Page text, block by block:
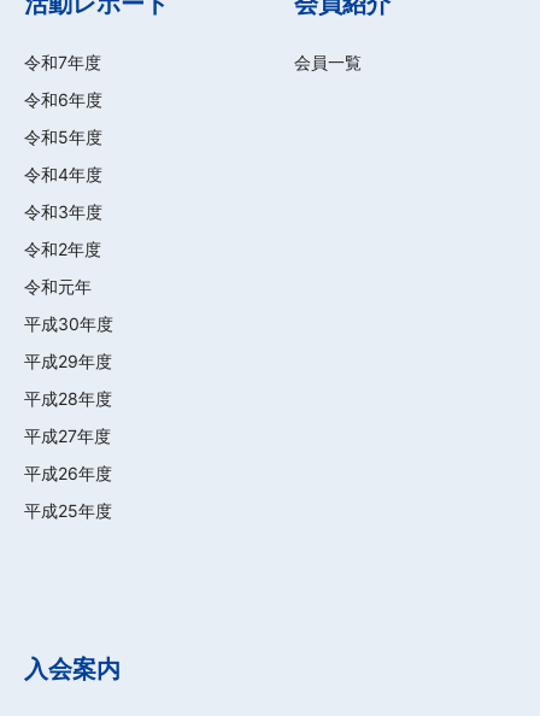
令和7年度
令和6年度
令和5年度
令和4年度
令和3年度
令和2年度
令和元年
平成30年度
平成29年度
平成28年度
平成27年度
平成26年度
平成25年度
会員一覧
入会案内